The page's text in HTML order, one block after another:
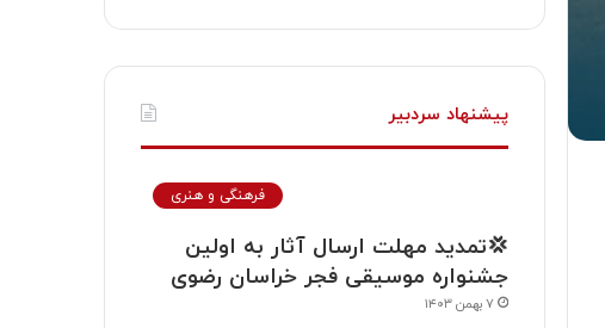
پیشنهاد سردبیر
فرهنگی و هنری
💢تمدید مهلت ارسال آثار به اولین
جشنواره موسیقی فجر خراسان رضوی
۷ بهمن ۱۴۰۳